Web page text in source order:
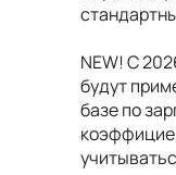
NEW! С
будут
базе по